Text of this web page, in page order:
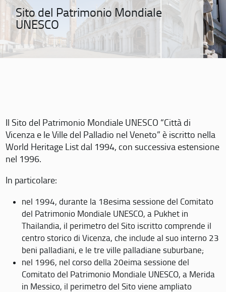
Sito del Patrimonio Mondiale
UNESCO
Il Sito del Patrimonio Mondiale UNESCO “Città di
Vicenza e le Ville del Palladio nel Veneto” è iscritto nella
World Heritage List dal 1994, con successiva estensione
nel 1996.
In particolare:
nel 1994, durante la 18esima sessione del Comitato
del Patrimonio Mondiale UNESCO, a Pukhet in
Thailandia, il perimetro del Sito iscritto comprende il
centro storico di Vicenza, che include al suo interno 23
beni palladiani, e le tre ville palladiane suburbane;
nel 1996, nel corso della 20eima sessione del
Comitato del Patrimonio Mondiale UNESCO, a Merida
in Messico, il perimetro del Sito viene ampliato